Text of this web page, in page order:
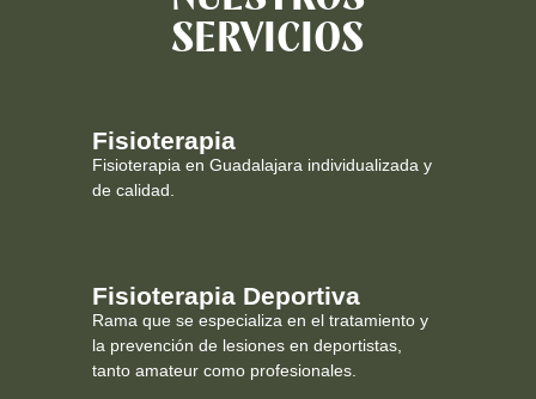
SERVICIOS
Fisioterapia
Fisioterapia en Guadalajara individualizada y
de calidad.
Fisioterapia Deportiva
Rama que se especializa en el tratamiento y
la prevención de lesiones en deportistas,
tanto amateur como profesionales.